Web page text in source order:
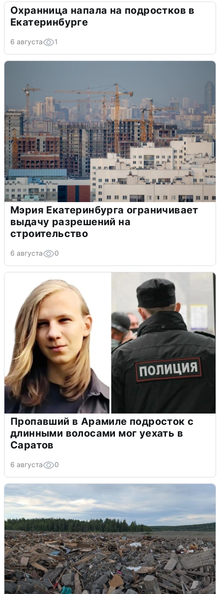
Охранница напала на подростков в
Екатеринбурге
6 августа 1
Мэрия Екатеринбурга ограничивает
выдачу разрешений на
строительство
6 августа 0
Пропавший в Арамиле подросток с
длинными волосами мог уехать в
Саратов
6 августа 0